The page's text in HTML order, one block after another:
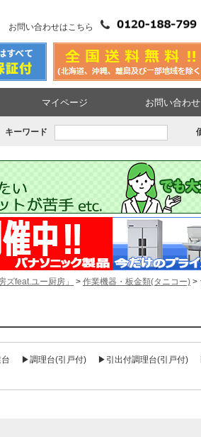
お問い合わせはこちら
マイページ お問い合わせ
キーワード
ズfeat.ユー厨房」 > 作業機器・板金類(タニコー) >
▶調理台(引戸付) ▶引出付調理台(引戸付)